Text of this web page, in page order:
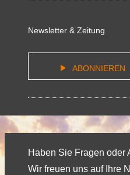
Newsletter & Zeitung
ABONNIEREN
Haben Sie Fragen oder
Wir freuen uns auf Ihre